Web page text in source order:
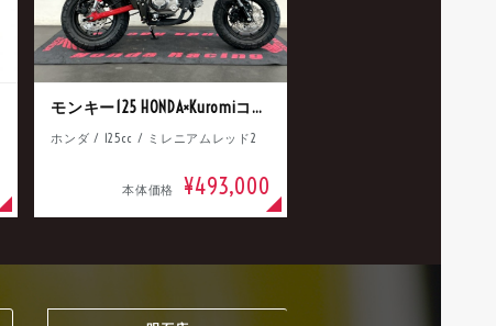
モンキー125 HONDA×Kuromiコラボ
ホンダ / 125cc / ミレニアムレッド2
本体価格 ¥493,000